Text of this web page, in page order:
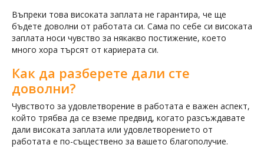
Въпреки това високата заплата не гарантира, че ще
бъдете доволни от работата си. Сама по себе си високата
заплата носи чувство за някакво постижение, което
много хора търсят от кариерата си.
Как да разберете дали сте
доволни?
Чувството за удовлетворение в работата е важен аспект,
който трябва да се вземе предвид, когато разсъждавате
дали високата заплата или удовлетворението от
работата е по-съществено за вашето благополучие.